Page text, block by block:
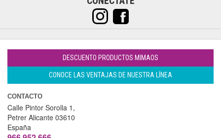
DESCUENTO PRODUCTOS MIMAOS
CONOCE LAS VENTAJAS DE NUESTRA LÍNEA
CONTACTO
Calle Pintor Sorolla 1,
Petrer Alicante 03610
España